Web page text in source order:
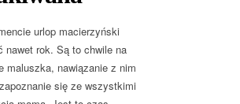
urlop macierzyński
nawet rok. Są to chwile na
maluszka, nawiązanie z nim
się ze wszystkimi